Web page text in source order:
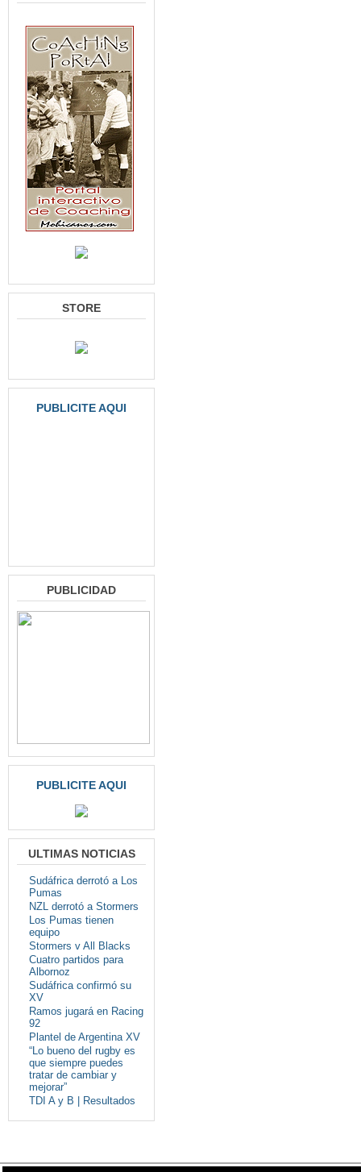
STORE
PUBLICITE AQUI
PUBLICIDAD
PUBLICITE AQUI
ULTIMAS NOTICIAS
Sudáfrica derrotó a Los
Pumas
NZL derrotó a Stormers
Los Pumas tienen
equipo
Stormers v All Blacks
Cuatro partidos para
Albornoz
Sudáfrica confirmó su
XV
Ramos jugará en Racing
92
Plantel de Argentina XV
“Lo bueno del rugby es
que siempre puedes
tratar de cambiar y
mejorar”
TDI A y B | Resultados